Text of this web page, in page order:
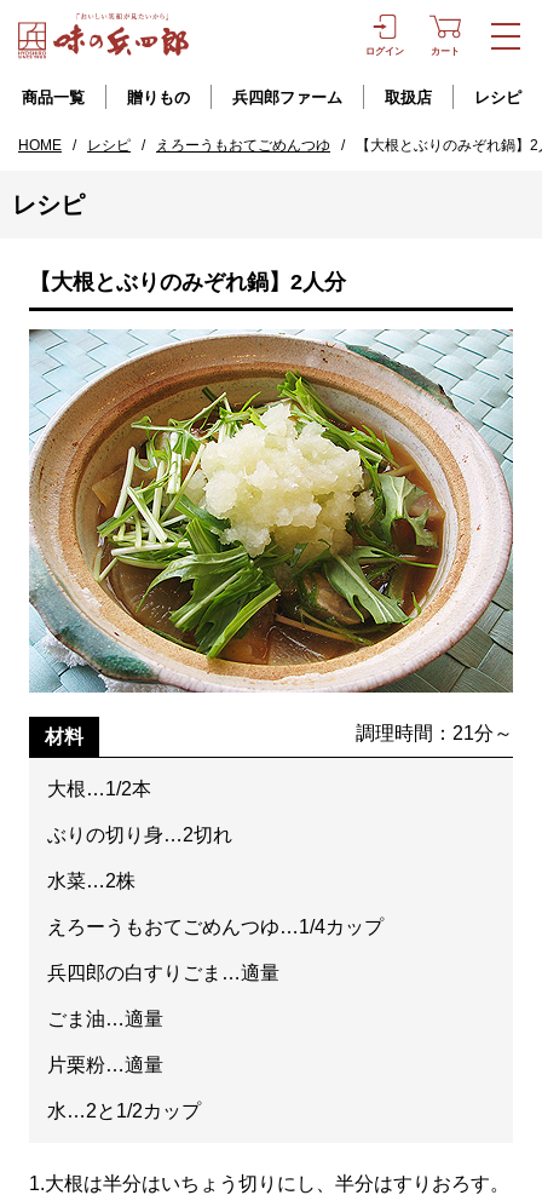
ログイン カート
商品一覧 贈りもの 兵四郎ファーム 取扱店 レシピ
HOME / レシピ / えろーうもおてごめんつゆ / 【大根とぶりのみぞれ鍋】
レシピ
【大根とぶりのみぞれ鍋】2人分
材料 調理時間：21分～
大根…1/2本
ぶりの切り身…2切れ
水菜…2株
えろーうもおてごめんつゆ…1/4カップ
兵四郎の白すりごま…適量
ごま油…適量
片栗粉…適量
水…2と1/2カップ
1.大根は半分はいちょう切りにし、半分はすりおろす。